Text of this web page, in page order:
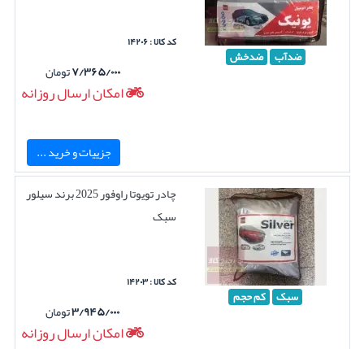
ضدآب ضدخش
کد کالا : ۱۴۲۰۶
۷/۳۶۵/۰۰۰تومان
امکان ارسال روزانه
جزییات و خرید ...
سبک کم حجم
چادر تویوتا راوفور 2025 برند سیلور
سبک
کد کالا : ۱۴۲۰۳
۳/۹۴۵/۰۰۰تومان
امکان ارسال روزانه